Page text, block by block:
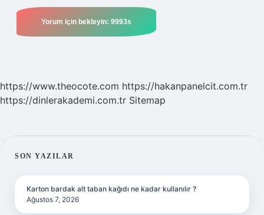
https://www.theocote.com https://hakanpanelcit.com.tr
https://dinlerakademi.com.tr Sitemap
SIDEBAR
SON YAZILAR
Karton bardak alt taban kağıdı ne kadar kullanılır ?
Ağustos 7, 2026